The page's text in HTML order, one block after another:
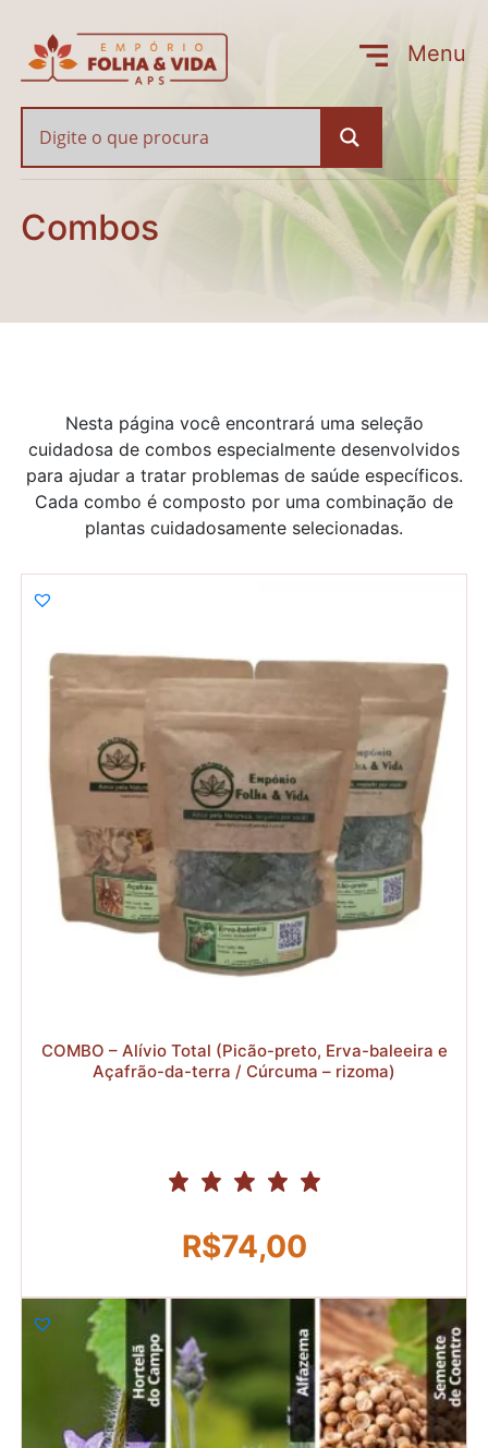
Menu
Fechar
Combos
Combos
Nesta página você encontrará uma seleção
cuidadosa de combos especialmente desenvolvidos
para ajudar a tratar problemas de saúde específicos.
Cada combo é composto por uma combinação de
plantas cuidadosamente selecionadas.
COMBO – Alívio Total (Picão-preto, Erva-baleeira e
Açafrão-da-terra / Cúrcuma – rizoma)
R$74,00
R$